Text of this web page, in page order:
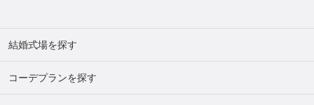
結婚式場を探す
コーデプランを探す